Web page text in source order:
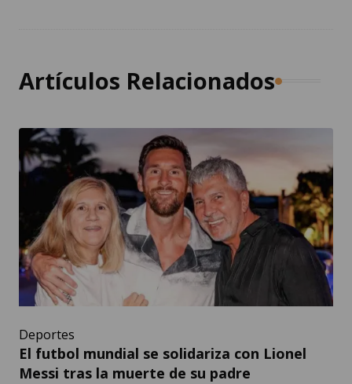
Artículos Relacionados
Deportes
El futbol mundial se solidariza con Lionel
Messi tras la muerte de su padre